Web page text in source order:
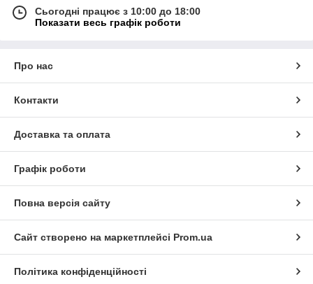
Сьогодні працює з 10:00 до 18:00
Показати весь графік роботи
Про нас
Контакти
Доставка та оплата
Графік роботи
Повна версія сайту
Сайт створено на маркетплейсі Prom.ua
Політика конфіденційності